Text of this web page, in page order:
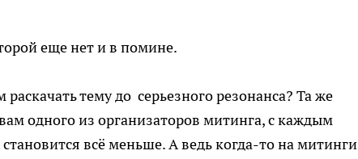
еще нет и в помине.
тему до серьезного резонанса? Та же
одного из организаторов митинга, с каждым
всё меньше. А ведь когда-то на митинги